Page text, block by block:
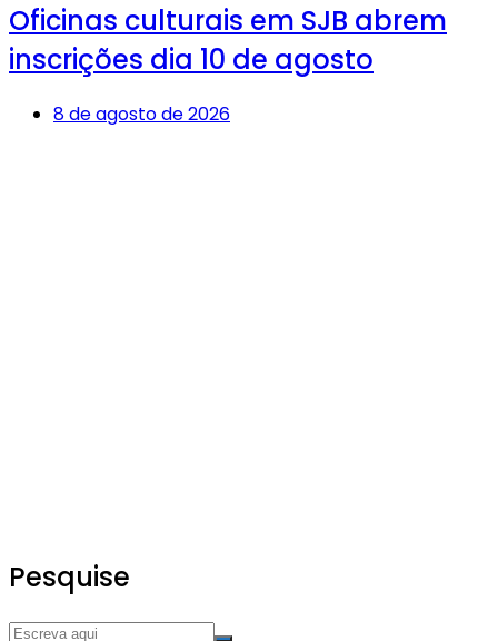
Oficinas culturais em SJB abrem
inscrições dia 10 de agosto
8 de agosto de 2026
Pesquise